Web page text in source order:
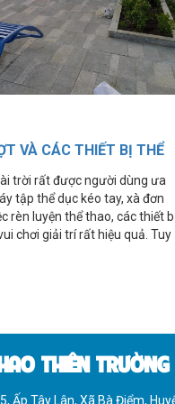
THIÊN
VÀ CÁC THIẾT BỊ THỂ
trời rất được người dùng ưa
tập thể dục kéo tay, xà đơn
rèn luyện thể thao, các thiết
chơi giải trí rất hiệu quả. Tuy
THIÊN TRƯỜNG
Ấp Tây Lân, Xã Bà Điểm,